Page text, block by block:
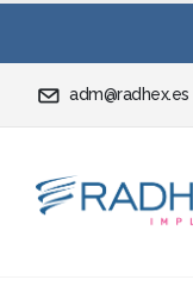
adm@radhex.es